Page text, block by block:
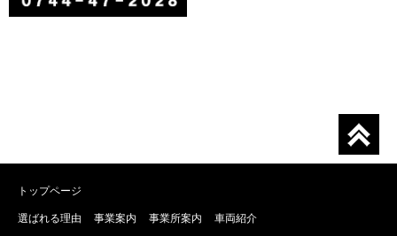
トップページ
選ばれる理由 事業案内 事業所案内 車両紹介